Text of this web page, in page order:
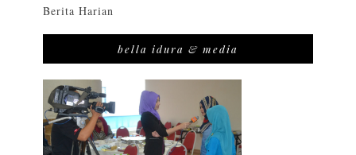
Berita Harian
bella idura & media